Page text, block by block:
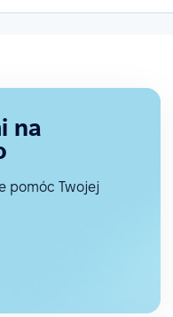
na
pomóc Twojej